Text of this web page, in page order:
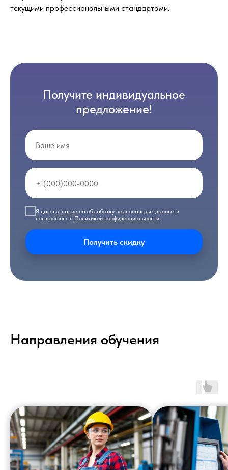
текущими профессиональными стандартами.
Получите индивидуальное
предложение!
Я даю согласие на обработку персональных данных и
соглашаюсь с Политикой конфиденциальности
Получить скидку
Направления обучения